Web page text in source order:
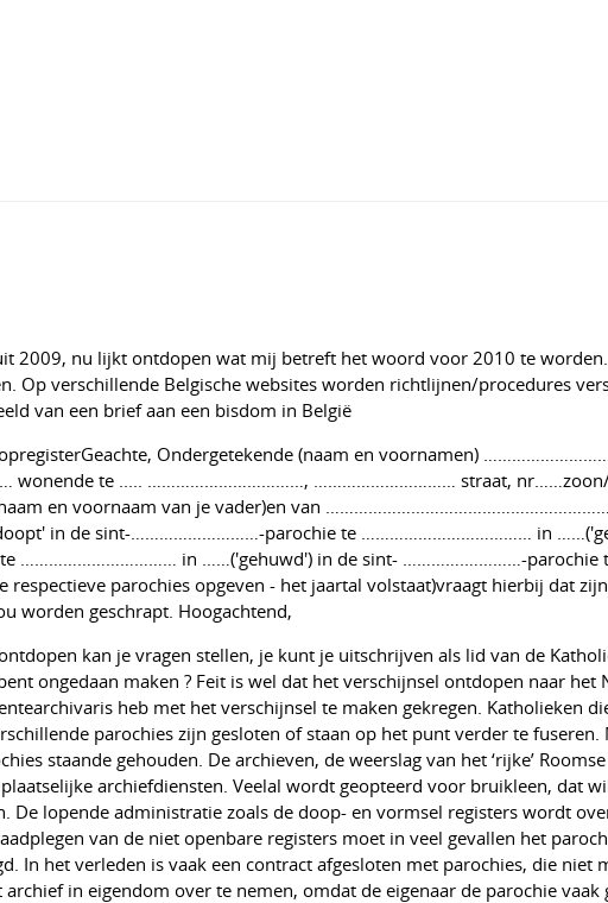
hoewatwie gaat dat registreren ?
2009, nu lijkt ontdopen wat mij betreft het woord voor 2010 te
Op verschillende Belgische websites worden richtlijnen/procedures
van een brief aan een bisdom in België
Ondergetekende (naam en voornamen)
te ..... ……………………………, ………………………… straat, nr……zoon/
en voornaam van je vader)en van ……………………………………………………(
in de sint-………………………-parochie te ……………………………… in
…………………………… in ……('gehuwd') in de sint- ………….…………-parochie
parochies opgeven - het jaartal volstaat)vraagt hierbij dat
worden geschrapt. Hoogachtend,
kan je vragen stellen, je kunt je uitschrijven als lid van de
ongedaan maken ? Feit is wel dat het verschijnsel ontdopen naar het
heb met het verschijnsel te maken gekregen. Katholieken
parochies zijn gesloten of staan op het punt verder te fuseren.
staande gehouden. De archieven, de weerslag van het ‘rijke’
archiefdiensten. Veelal wordt geopteerd voor bruikleen, dat
De lopende administratie zoals de doop- en vormsel registers wordt
van de niet openbare registers moet in veel gevallen het
In het verleden is vaak een contract afgesloten met parochies, die niet
in eigendom over te nemen, omdat de eigenaar de parochie vaak